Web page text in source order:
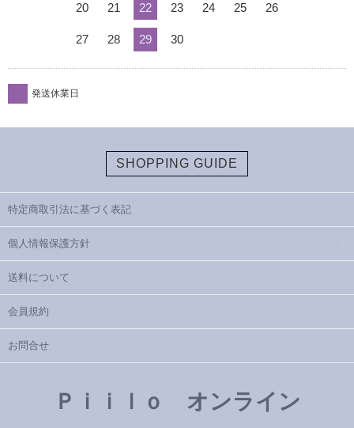
20 21 22 23 24 25 26
27 28 29 30
発送休業日
SHOPPING GUIDE
特定商取引法に基づく表記
個人情報保護方針
送料について
会員規約
お問合せ
Ｐｉｉｌｏ オンライン